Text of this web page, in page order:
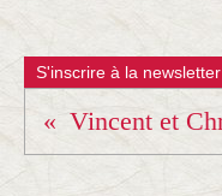
S'inscrire à la newsletter